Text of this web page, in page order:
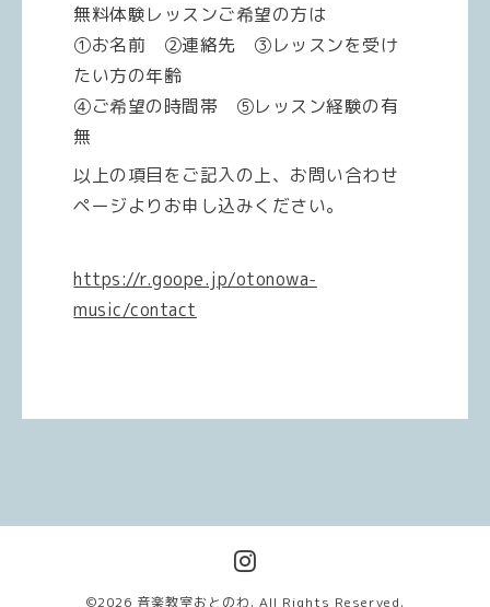
無料体験レッスンご希望の方は
①お名前 ②連絡先 ③レッスンを受け
たい方の年齢
④ご希望の時間帯 ⑤レッスン経験の有
無
以上の項目をご記入の上、お問い合わせ
ページよりお申し込みください。
https://r.goope.jp/otonowa-
music/contact
©2026 音楽教室おとのわ. All Rights Reserved.